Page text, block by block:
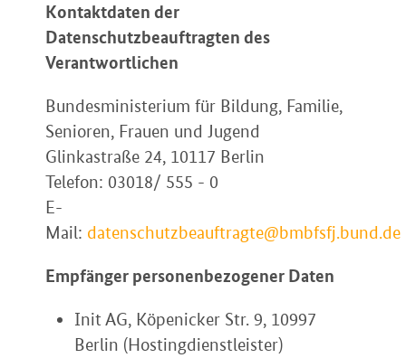
Kontaktdaten der
Datenschutzbeauftragten des
Verantwortlichen
Bundesministerium für Bildung, Familie,
Senioren, Frauen und Jugend
Glinkastraße 24, 10117 Berlin
Telefon: 03018/ 555 - 0
E-
Mail: datenschutzbeauftragte@bmbfsfj.bund.de
Empfänger personenbezogener Daten
Init AG, Köpenicker Str. 9, 10997
Berlin (Hostingdienstleister)